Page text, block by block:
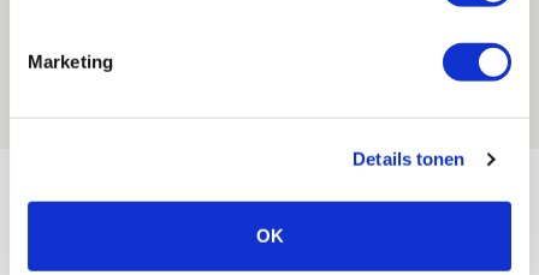
Marketing
Details tonen
OK
Drie dingen die je moet weten over
Ajax - Shelbourne